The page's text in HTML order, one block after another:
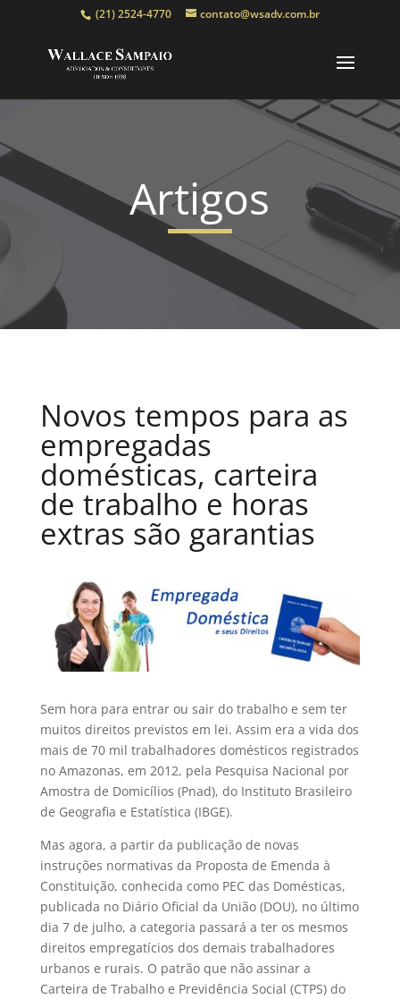
(21) 2524-4770 contato@wsadv.com.br
Artigos
Novos tempos para as
empregadas
domésticas, carteira
de trabalho e horas
extras são garantias
Sem hora para entrar ou sair do trabalho e sem ter
muitos direitos previstos em lei. Assim era a vida dos
mais de 70 mil trabalhadores domésticos registrados
no Amazonas, em 2012, pela Pesquisa Nacional por
Amostra de Domicílios (Pnad), do Instituto Brasileiro
de Geografia e Estatística (IBGE).
Mas agora, a partir da publicação de novas
instruções normativas da Proposta de Emenda à
Constituição, conhecida como PEC das Domésticas,
publicada no Diário Oficial da União (DOU), no último
dia 7 de julho, a categoria passará a ter os mesmos
direitos empregatícios dos demais trabalhadores
urbanos e rurais. O patrão que não assinar a
Carteira de Trabalho e Previdência Social (CTPS) do